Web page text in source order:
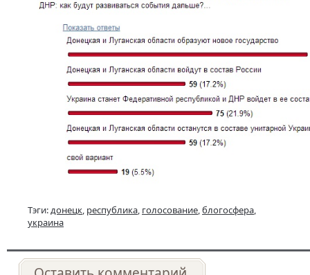
Тэги:донецк, республика, голосование,блогосфера,
украина